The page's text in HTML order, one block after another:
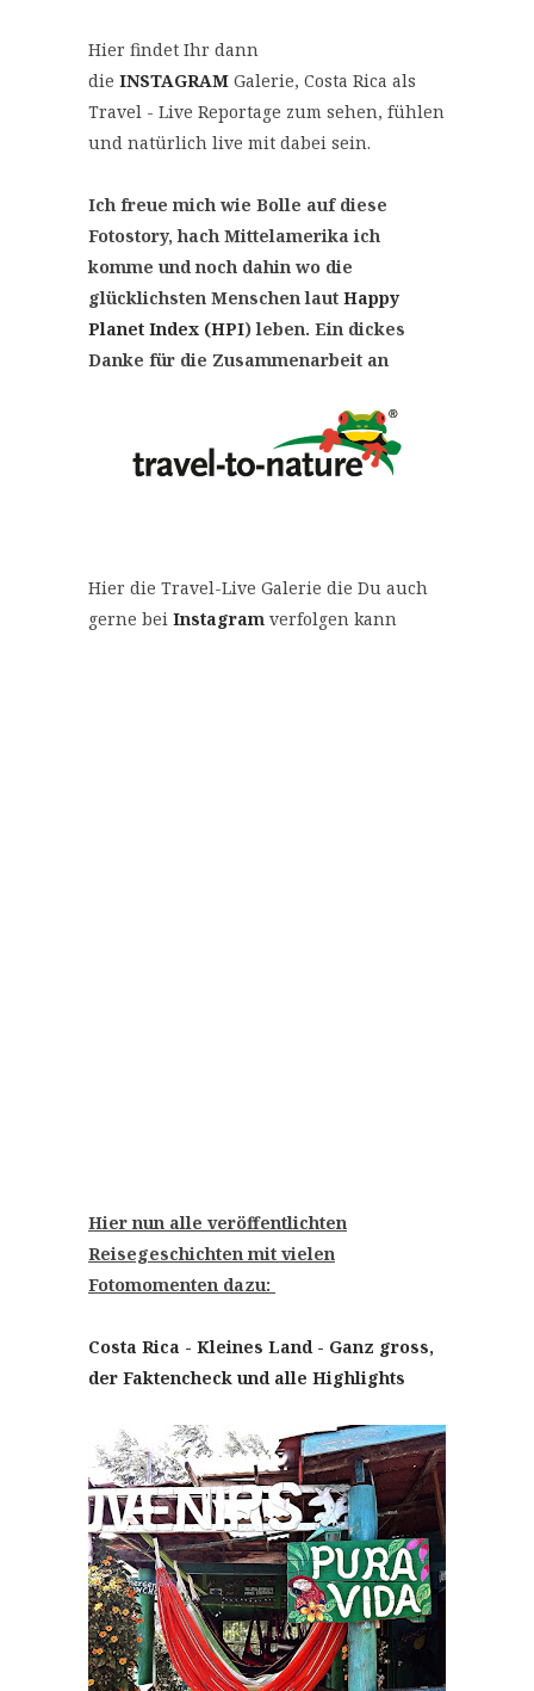
Hier findet Ihr dann
die INSTAGRAM Galerie, Costa Rica als
Travel - Live Reportage zum sehen, fühlen
und natürlich live mit dabei sein.
Ich freue mich wie Bolle auf diese
Fotostory, hach Mittelamerika ich
komme und noch dahin wo die
glücklichsten Menschen laut Happy
Planet Index (HPI) leben. Ein dickes
Danke für die Zusammenarbeit an
Hier die Travel-Live Galerie die Du auch
gerne bei Instagram verfolgen kann
Hier nun alle veröffentlichten
Reisegeschichten mit vielen
Fotomomenten dazu:
Costa Rica - Kleines Land - Ganz gross,
der Faktencheck und alle Highlights